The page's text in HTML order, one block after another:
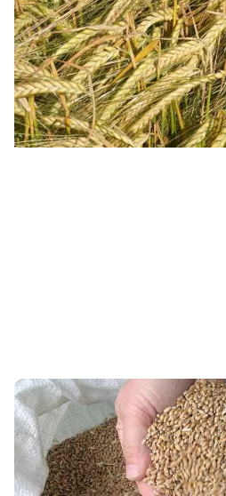
campagne 2026
Retrouvez tous les résultats
campagne et nos préconisations
13 FÉVR. 2026
Variétés et interventions
références techniques
campagne en céréales à
Une synthèse de l'ensemble de